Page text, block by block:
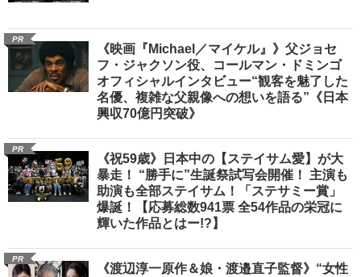
PR
《映画『Michael／マイケル』》父ジョセ
フ・ジャクソン役、コールマン・ドミンゴ
オフィシャルインタビュー“観客を魅了した
名優、複雑な父親像への想いを語る”《日本
興収70億円突破》
PR
《祝59歳》日本中の【ステイサム愛】が大
暴走！ “勝手に”生誕祭試写会開催！ 主演も
助演も全部ステイサム！「ステサミー賞」
爆誕！【応募総数941票 全54作品の栄冠に
輝いた作品とはー!?】
PR
《渡辺淳一原作＆娘・渡邉直子監督》“女性